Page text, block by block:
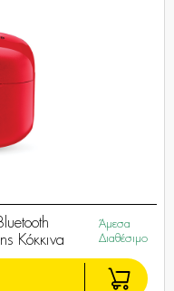
Κόκκινα
Άμεσα
Διαθέσιμο